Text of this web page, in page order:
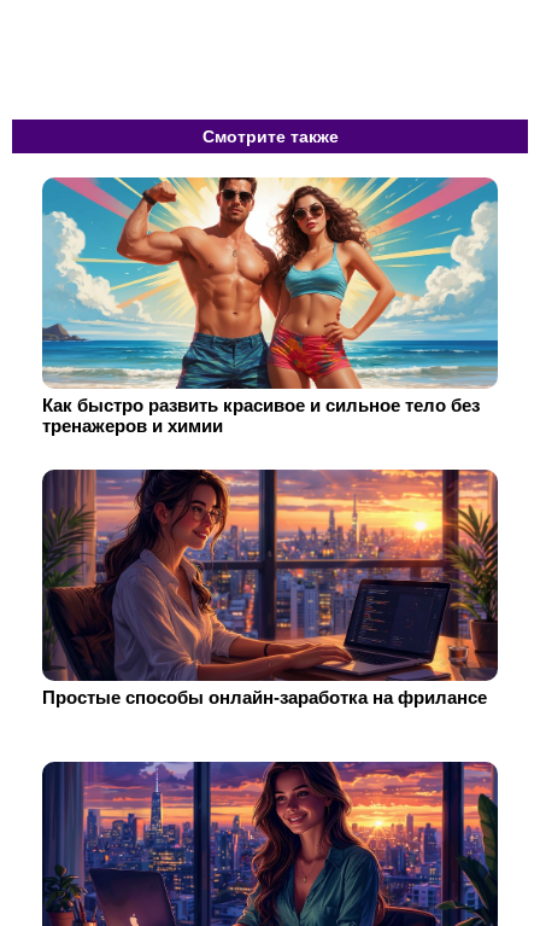
Смотрите также
Как быстро развить красивое и сильное тело без
тренажеров и химии
Простые способы онлайн-заработка на фрилансе